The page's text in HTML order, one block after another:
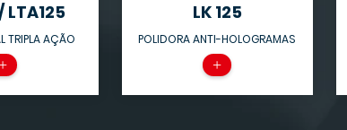
LTA125
TRIPLA AÇÃO
LK 125
POLIDORA ANTI-HOLOGRAMAS
+